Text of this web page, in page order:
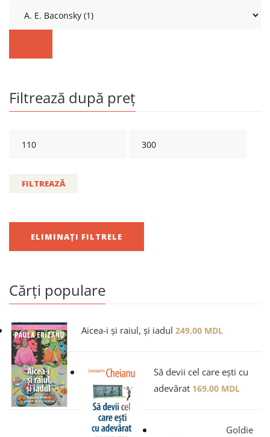
Filtrează după preț
FILTREAZĂ
ELIMINAȚI FILTRELE
Cărți populare
Aicea-i și raiul, și iadul 249.00 MDL
Să devii cel care ești cu
adevărat 169.00 MDL
Goldie